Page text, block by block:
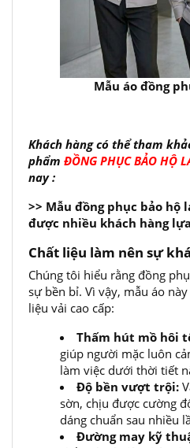
Mẫu áo đồng
Khách hàng có thể tham
phẩm ĐỒNG PHỤC BẢO HỘ
nay :
>> Mẫu đồng phục bảo hộ
được nhiều khách hàng
Chất liệu làm nên sự
Chúng tôi hiểu rằng đồng
sự bền bỉ. Vì vậy, mẫu áo
liệu vải cao cấp:
Thấm hút mồ hôi
giúp người mặc luôn
làm việc dưới thời tiết
Độ bền vượt trội:
sờn, chịu được cường
dáng chuẩn sau nhiều
Đường may kỹ